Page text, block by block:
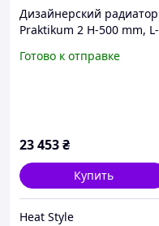
Дизайнерский радиатор
Praktikum 2 H-500 mm, L-
нижним подключением
Готово к отправке
23 453₴
Купить
Heat Style